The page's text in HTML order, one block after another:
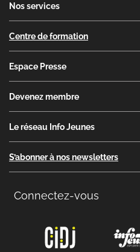
Nos services
Centre de formation
Espace Presse
Devenez membre
Le réseau Info Jeunes
S’abonner à nos newsletters
Connectez-vous